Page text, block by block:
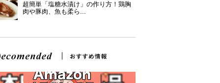
超簡単「塩糖水漬け」の作り方！鶏胸
肉や豚肉、魚も柔ら...